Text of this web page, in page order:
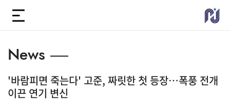
News
'바람피면 죽는다' 고준, 짜릿한 첫 등장…폭풍 전개
이끈 연기 변신